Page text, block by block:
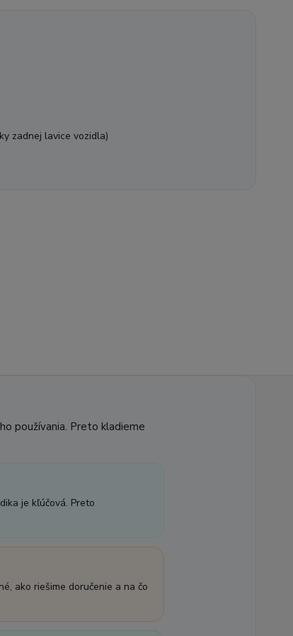
zadnej lavice vozidla)
používania. Preto kladieme
je kľúčová. Preto
ako riešime doručenie a na čo